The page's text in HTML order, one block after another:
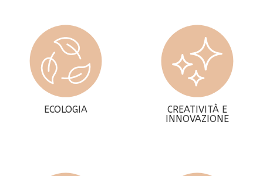
ECOLOGIA
CREATIVITÀ E
INNOVAZIONE